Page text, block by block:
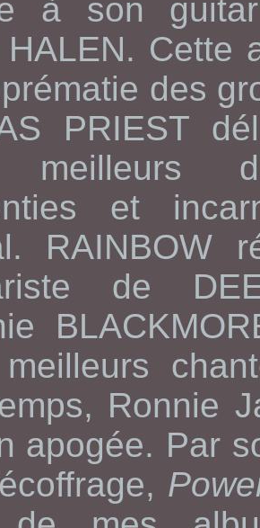
à son
. Cette
des
PRIEST
meilleurs
et
RAINBOW
de
Ronnie
apogée. Par